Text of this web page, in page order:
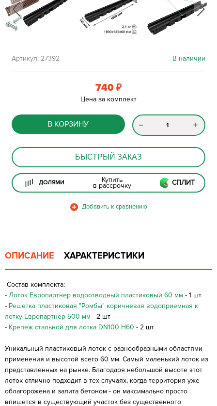
В наличии
Артикул: 27392
740 ₽
Цена за комплект
В КОРЗИНУ
БЫСТРЫЙ ЗАКАЗ
ДОЛЯМИ Купить
в рассрочку СПЛИТ
ОПИСАНИЕ ХАРАКТЕРИСТИКИ
Состав комплекта:
- Лоток Европартнер водоотводный пластиковый 60 мм - 1 шт
- Решетка пластиковая "Ромбы" коричневая водоприемная к
лотку Европартнер 500 мм - 2 шт
- Крепеж стальной для лотка DN100 H60 - 2 шт
Уникальный пластиковый лоток с разнообразными областями
применения и высотой всего 60 мм. Самый маленький лоток из
представленных на рынке. Благодаря небольшой высоте этот
лоток отлично подходит в тех случаях, когда территория уже
облагорожена и залита бетоном - он максимально просто
впишется в существующий участок без существенного